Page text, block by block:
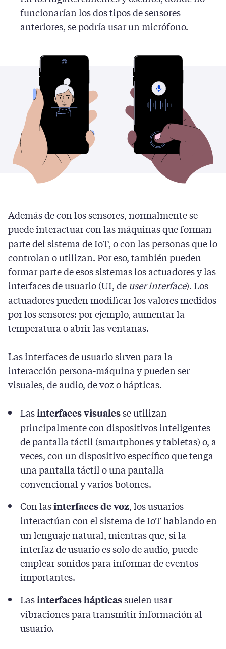
funcionarían los dos tipos de sensores
anteriores, se podría usar un micrófono.
Además de con los sensores, normalmente se
puede interactuar con las máquinas que forman
parte del sistema de IoT, o con las personas que lo
controlan o utilizan. Por eso, también pueden
formar parte de esos sistemas los actuadores y las
interfaces de usuario (UI, de user interface). Los
actuadores pueden modificar los valores medidos
por los sensores: por ejemplo, aumentar la
temperatura o abrir las ventanas.
Las interfaces de usuario sirven para la
interacción persona-máquina y pueden ser
visuales, de audio, de voz o hápticas.
Lasinterfaces visualesse utilizan
principalmente con dispositivos inteligentes
de pantalla táctil (smartphones y tabletas) o, a
veces, con un dispositivo específico que tenga
una pantalla táctil o una pantalla
convencional y varios botones.
Con lasinterfaces de voz, los usuarios
interactúan con el sistema de IoT hablando en
un lenguaje natural, mientras que, si la
interfaz de usuario es solo de audio, puede
emplear sonidos para informar de eventos
importantes.
Lasinterfaces hápticassuelen usar
vibraciones para transmitir información al
usuario.